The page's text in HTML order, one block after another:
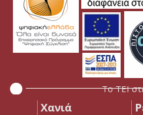
Το ΤΕΙ
Χανιά